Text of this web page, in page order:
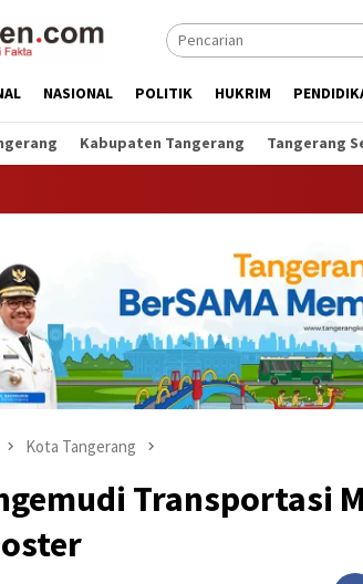
NASIONAL POLITIK HUKRIM
Kabupaten Tangerang Tangerang
Kota Tangerang
Transportasi